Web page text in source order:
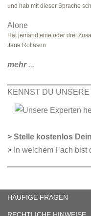
und hab mit dieser Sprache
Alone
Hat jemand eine oder drei
Jane Rollason
mehr...
KENNST DU
> Stelle kostenlos
> In welchem Fach bist
HÄUFIGE FRAGEN